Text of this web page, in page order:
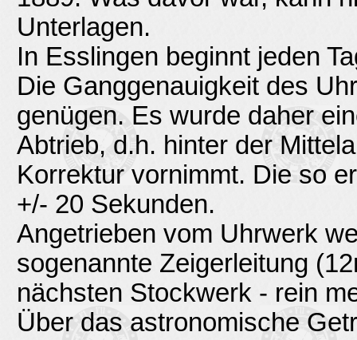
Unterlagen.
In Esslingen beginnt jeden
Die Ganggenauigkeit des
genügen. Es wurde daher
Abtrieb, d.h. hinter der
Korrektur vornimmt. Die so
+/- 20 Sekunden.
Angetrieben vom Uhrwerk
sogenannte Zeigerleitung
nächsten Stockwerk - rein
Über das astronomische